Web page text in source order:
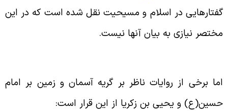
در اسلام و مسیحیت نقل شده است که در این
نیازی به بیان آنها نیست.
برخی از روایات ناظر بر گریه آسمان و زمین بر امام
و یحیی بن زکریا از این قرار است: